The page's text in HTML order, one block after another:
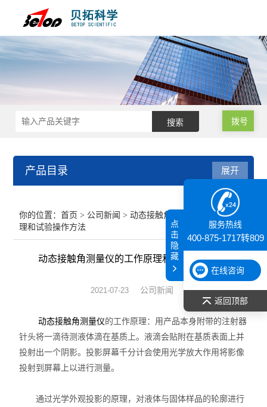
拨号
产品目录
纳米粒度仪
膜厚仪
光谱部件及外设
差示/热重/差热/热分析
红外光谱（IR、傅立叶）
展开
你的位置：首页 > 公司新闻 > 动态接触角测量仪的工作原
理和试验操作方法
动态接触角测量仪的工作原理和试验操作方法
2021-07-23 公司新闻
动态接触角测量仪的工作原理：用产品本身附带的注射器
针头将一滴待测液体滴在基质上。液滴会贴附在基质表面上并
投射出一个阴影。投影屏幕千分计会使用光学放大作用将影像
投射到屏幕上以进行测量。
通过光学外观投影的原理，对液体与固体样品的轮廓进行
服务热线
400-875-1717转809
在线咨询
返回顶部
点
击
隐
藏